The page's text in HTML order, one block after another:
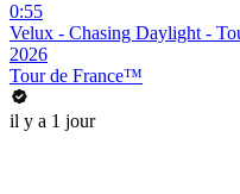
0:55
Velux - Chasing Daylight -
2026
Tour de France™
il y a 1 jour